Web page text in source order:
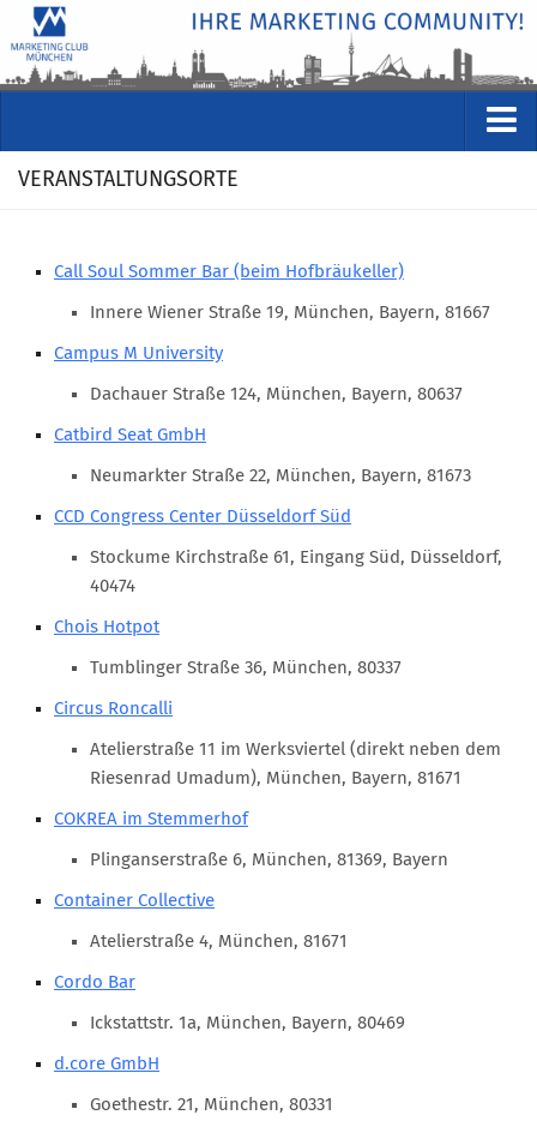
VERANSTALTUNGEN
Wer wir sind
Arbeitsgruppen
MarketingFrauen
Münchner Marketingpreis
Mentoring
Partnerschaften
Bundesverband Marketing Clubs
MARKETING PIONIERE
Marketing Pioniere im BVMC
CLUB-KOMMUNIKATION
Clubmagazin
MCM Club TV
MITGLIEDSCHAFT
VERANSTALTUNGSORTE
Call Soul Sommer Bar (beim Hofbräukeller)
Innere Wiener Straße 19, München, Bayern, 81667
Campus M University
Dachauer Straße 124, München, Bayern, 80637
Catbird Seat GmbH
Neumarkter Straße 22, München, Bayern, 81673
CCD Congress Center Düsseldorf Süd
Stockume Kirchstraße 61, Eingang Süd, Düsseldorf,
40474
Chois Hotpot
Tumblinger Straße 36, München, 80337
Circus Roncalli
Atelierstraße 11 im Werksviertel (direkt neben dem
Riesenrad Umadum), München, Bayern, 81671
COKREA im Stemmerhof
Plinganserstraße 6, München, 81369, Bayern
Container Collective
Atelierstraße 4, München, 81671
Cordo Bar
Ickstattstr. 1a, München, Bayern, 80469
d.core GmbH
Goethestr. 21, München, 80331